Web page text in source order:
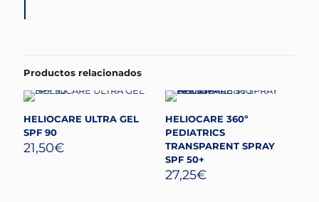
Productos relacionados
HELIOCARE ULTRA GEL
SPF 90
21,50€
HELIOCARE 360º
PEDIATRICS
TRANSPARENT SPRAY
SPF 50+
27,25€